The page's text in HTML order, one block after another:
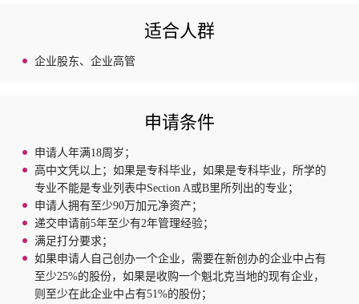
适合人群
企业股东、企业高管
申请条件
申请人年满18周岁；
高中文凭以上；如果是专科毕业，如果是专科毕业，所学的
专业不能是专业列表中Section A或B里所列出的专业；
申请人拥有至少90万加元净资产；
递交申请前5年至少有2年管理经验；
满足打分要求；
如果申请人自己创办一个企业，需要在新创办的企业中占有
至少25%的股份，如果是收购一个魁北克当地的现有企业，
则至少在此企业中占有51%的股份；